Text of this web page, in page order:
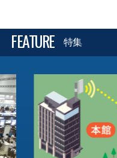
FEATURE 特集